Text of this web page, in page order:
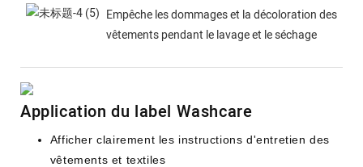
Empêche les dommages et la décoloration des
vêtements pendant le lavage et le séchage
Application du label Washcare
Afficher clairement les instructions d'entretien des
vêtements et textiles